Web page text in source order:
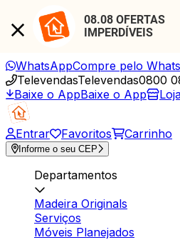
08.08 OFERTAS
IMPERDÍVEIS
WhatsAppCompre pelo
TelevendasTelevendas0800
Baixe o AppBaixe o App
Entrar Favoritos Carrinho
Informe o seu CEP
Departamentos
Madeira Originals
Serviços
Móveis Planejados